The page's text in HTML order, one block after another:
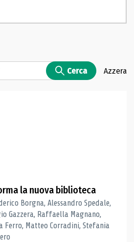
Cerca Azzera
ricerca
la nuova biblioteca
Borgna, Alessandro Spedale,
Gazzera, Raffaella Magnano,
Ferro, Matteo Corradini, Stefania